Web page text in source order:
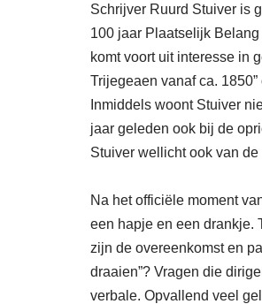
Schrijver Ruurd Stuiver is
100 jaar Plaatselijk
komt voort uit interesse in
Trijegeaen vanaf ca. 1850”
Inmiddels woont Stuiver
jaar geleden ook bij de
Stuiver wellicht ook van
Na het officiële moment
een hapje en een drankje.
zijn de overeenkomst en
draaien”? Vragen die
verbale. Opvallend veel